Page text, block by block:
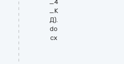
_4
_К
Д).
do
cx